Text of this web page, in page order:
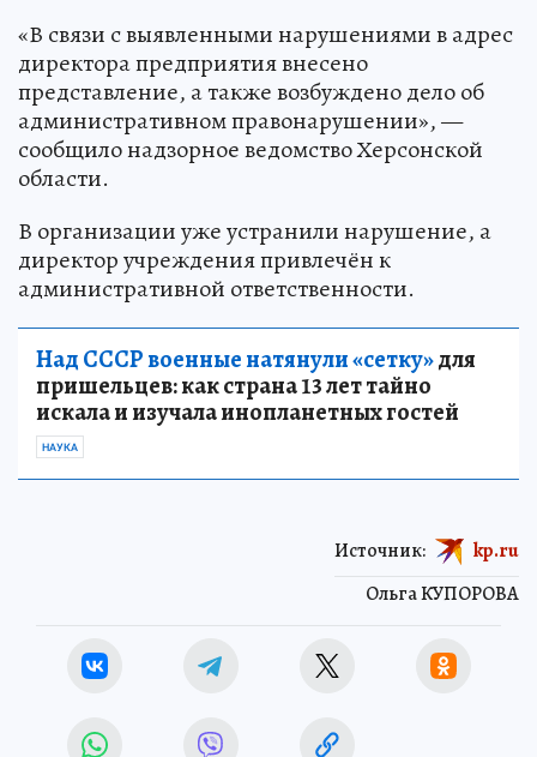
«В связи с выявленными нарушениями в адрес
директора предприятия внесено
представление, а также возбуждено дело об
административном правонарушении», —
сообщило надзорное ведомство Херсонской
области.
В организации уже устранили нарушение, а
директор учреждения привлечён к
административной ответственности.
Над СССР военные натянули «сетку»для
пришельцев: как страна 13 лет тайно
искала и изучала инопланетных гостей
НАУКА
Ольга КУПОРОВА
Источник: kp.ru